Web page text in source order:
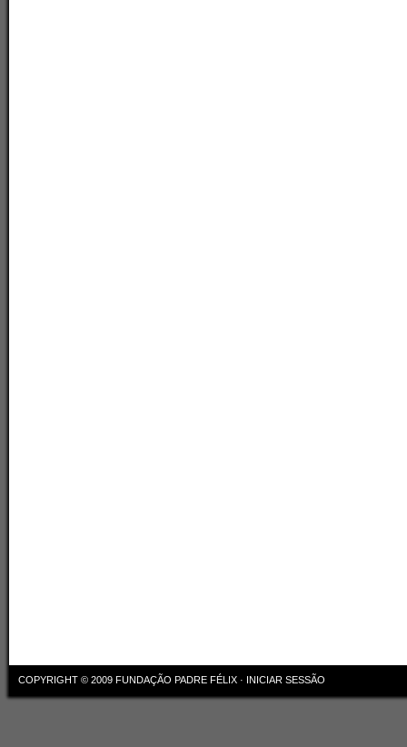
COPYRIGHT © 2009 FUNDAÇÃO PADRE FÉLIX · INICIAR SESSÃO